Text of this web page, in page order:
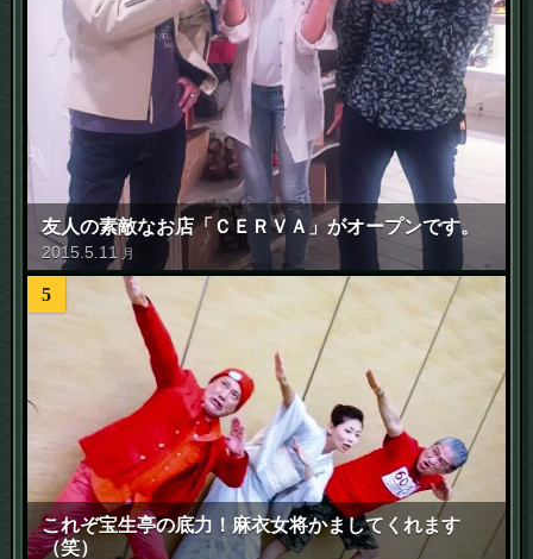
友人の素敵なお店「ＣＥＲＶＡ」がオープンです。
2015 5 11 月
5
これぞ宝生亭の底力！麻衣女将かましてくれます
（笑）